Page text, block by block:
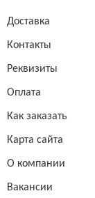
Доставка
Контакты
Реквизиты
Оплата
Как заказать
Карта сайта
О компании
Вакансии